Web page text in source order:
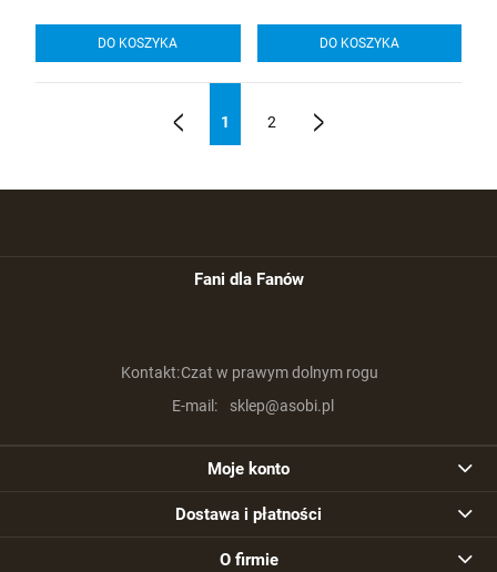
DO KOSZYKA DO KOSZYKA
1 2
Fani dla Fanów
Kontakt:Czat w prawym dolnym rogu
E-mail:
sklep@asobi.pl
Moje konto
Dostawa i płatności
O firmie